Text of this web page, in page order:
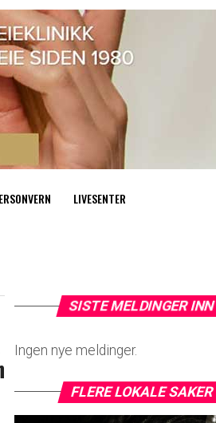
LIVESENTER
SISTE MELDINGER INN
Ingen nye meldinger.
FLERE LOKALE SAKER